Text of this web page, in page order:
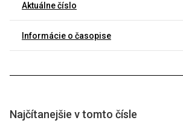
Aktuálne číslo
Informácie o časopise
Najčítanejšie v tomto čísle